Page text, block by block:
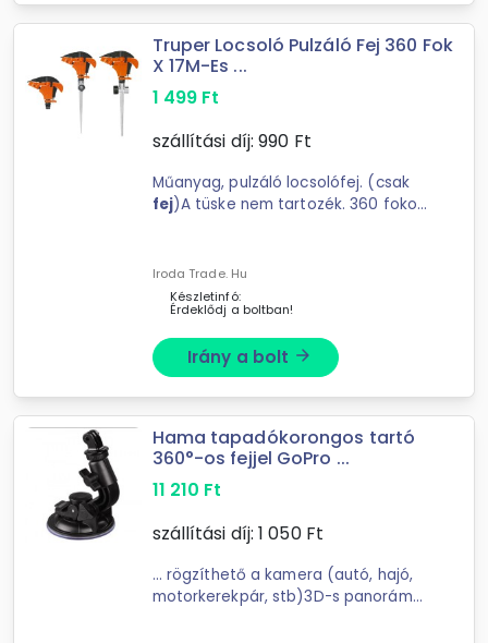
Truper Locsoló Pulzáló Fej 360 Fok
X 17M-Es ...
1 499 Ft
szállítási díj: 990 Ft
Műanyag, pulzáló locsolófej. (csak
fej)A tüske nem tartozék. 360 fokos
Iroda Trade. Hu
Készletinfó:
Érdeklődj a boltban!
Irány a bolt arrow_forward
Hama tapadókorongos tartó
360°-os fejjel GoPro ...
11 210 Ft
szállítási díj: 1 050Ft
... rögzíthető a kamera (autó, hajó,
motorkerekpár, stb)3D-s panoráma